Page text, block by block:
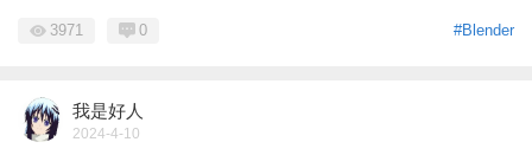
#Blender
3971 0
我是好人
2024-4-10